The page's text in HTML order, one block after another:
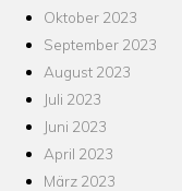
Oktober 2023
September 2023
August 2023
Juli 2023
Juni 2023
April 2023
März 2023